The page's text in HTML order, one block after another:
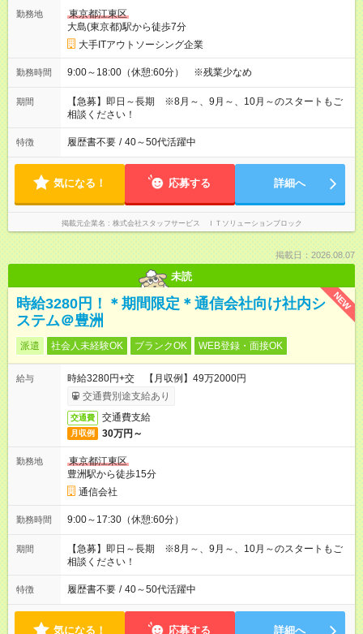
勤務地
東京都江東区
大島(東京都)駅から徒歩7分
大手ITアウトソーシング企業
勤務時間 9:00～18:00（休憩:60分） ※残業少なめ
期間
【急募】即日～長期 ※8月～、9月～、10月～のスタートもご
相談ください！
特徴 履歴書不要 / 40～50代活躍中
気になる！ 応募する 詳細へ
掲載元企業名 株式会社スタッフサービス ＩＴソリューションブロック
掲載日：2026.08.07
未読
NEW
時給3280円！＊期間限定＊通信会社向け社内シ
ステム＠豊洲
派遣 社会人未経験OK ブランクOK WEB登録・面接OK
給与
時給3280円+交 【月収例】49万2000円
交通費別途支給あり
交通費 交通費支給
月収例 30万円～
勤務地
東京都江東区
豊洲駅から徒歩15分
通信会社
勤務時間 9:00～17:30（休憩:60分）
期間
【急募】即日～長期 ※8月～、9月～、10月～のスタートもご
相談ください！
特徴 履歴書不要 / 40～50代活躍中
気になる！ 応募する 詳細へ